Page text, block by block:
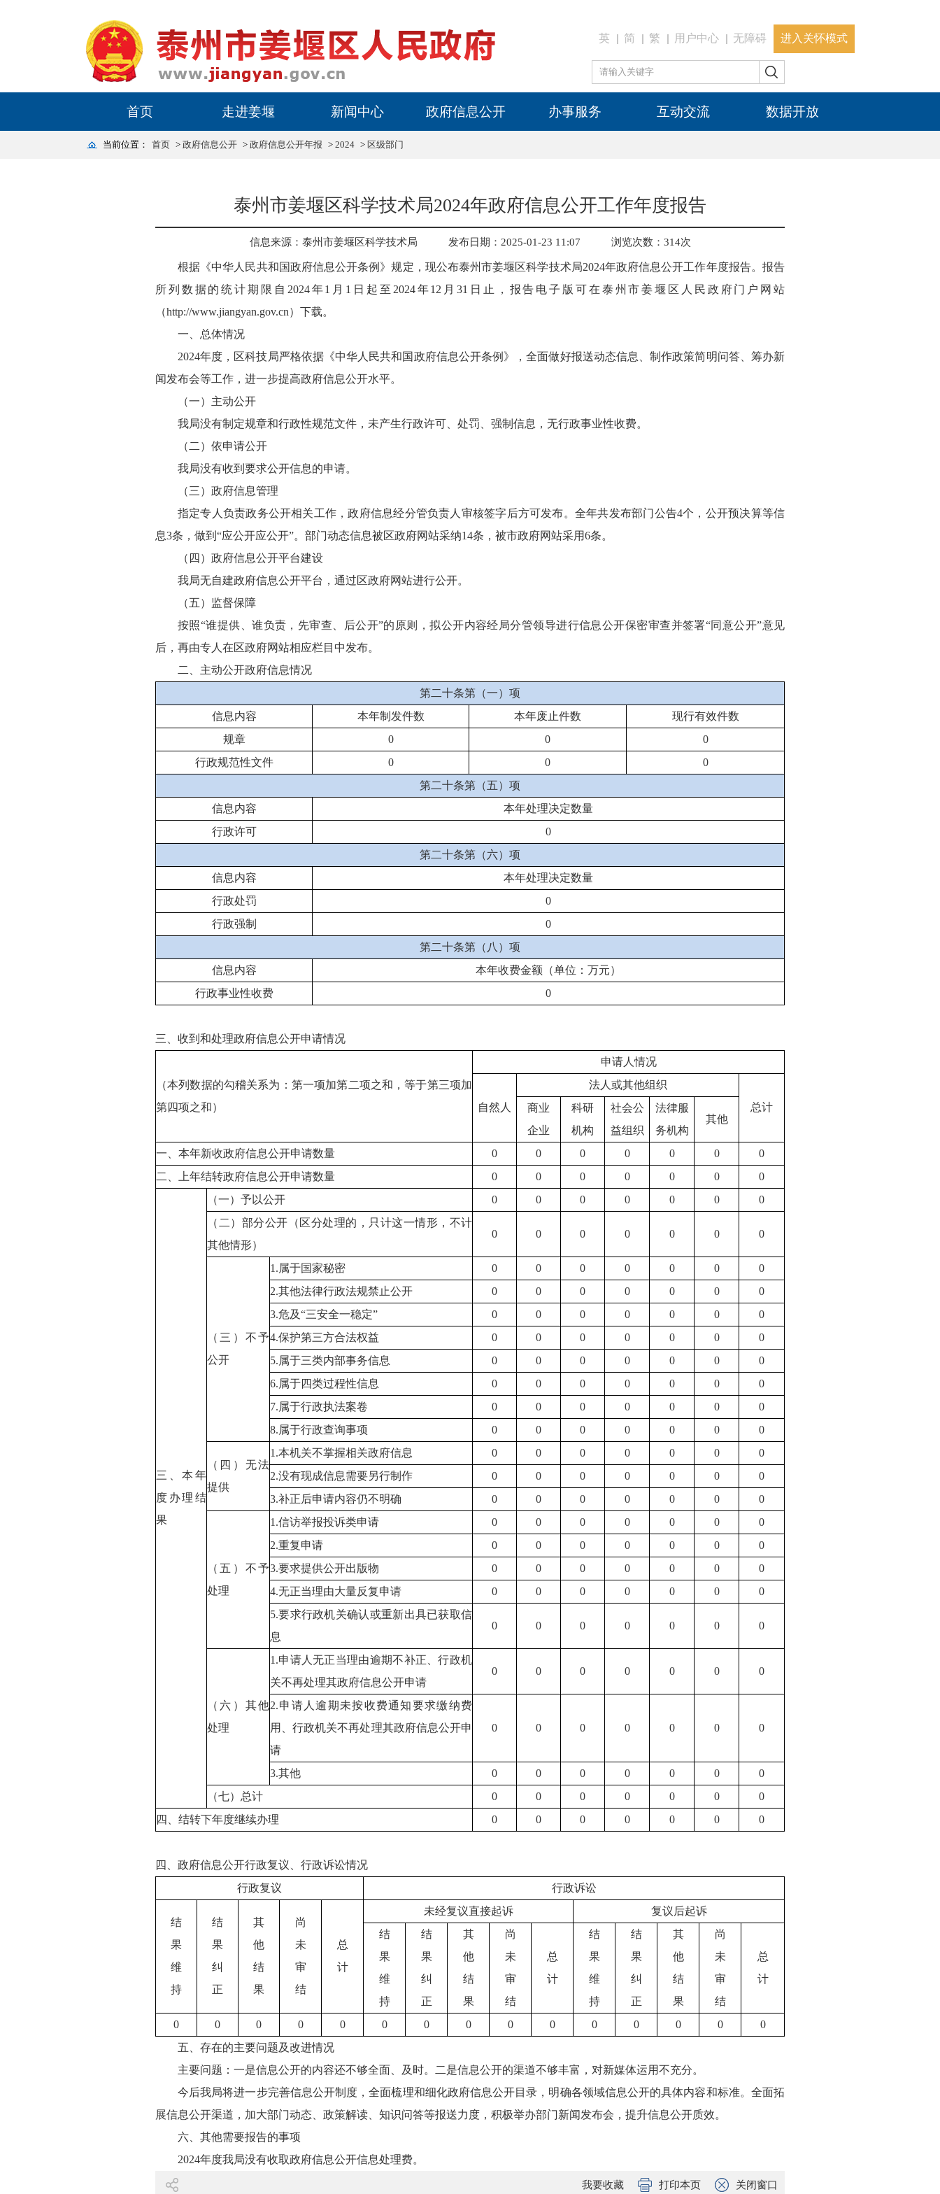
英 简 繁 用户中心 无障碍 进入关怀模式
首页 走进姜堰 新闻中心 政府信息公开 办事服务 互动交流 数据开放
当前位置： 首页 > 政府信息公开 > 政府信息公开年报 > 2024 > 区级部门
泰州市姜堰区科学技术局2024年政府信息公开工作年度报告
信息来源：泰州市姜堰区科学技术局 发布日期：2025-01-23 11:07 浏览次数： 314次
根据《中华人民共和国政府信息公开条例》规定，现公布泰州市姜堰区科学技术局2024年政府信息公开工作年度报告。报告
所列数据的统计期限自2024年1月1日起至2024年12月31日止，报告电子版可在泰州市姜堰区人民政府门户网站
（http://www.jiangyan.gov.cn）下载。
一、总体情况
2024年度，区科技局严格依据《中华人民共和国政府信息公开条例》，全面做好报送动态信息、制作政策简明问答、筹办新
闻发布会等工作，进一步提高政府信息公开水平。
（一）主动公开
我局没有制定规章和行政性规范文件，未产生行政许可、处罚、强制信息，无行政事业性收费。
（二）依申请公开
我局没有收到要求公开信息的申请。
（三）政府信息管理
指定专人负责政务公开相关工作，政府信息经分管负责人审核签字后方可发布。全年共发布部门公告4个，公开预决算等信
息3条，做到“应公开应公开”。部门动态信息被区政府网站采纳14条，被市政府网站采用6条。
（四）政府信息公开平台建设
我局无自建政府信息公开平台，通过区政府网站进行公开。
（五）监督保障
按照“谁提供、谁负责，先审查、后公开”的原则，拟公开内容经局分管领导进行信息公开保密审查并签署“同意公开”意见
后，再由专人在区政府网站相应栏目中发布。
二、主动公开政府信息情况
第二十条第（一）项
信息内容
本年制发件数 本年废止件数
现行有效件数
规章
0 0
0
行政规范性文件
0 0
0
第二十条第（五）项
信息内容
本年处理决定数量
行政许可
0
第二十条第（六）项
信息内容
本年处理决定数量
行政处罚
0
行政强制
0
第二十条第（八）项
信息内容
本年收费金额（单位：万元）
行政事业性收费
0
三、收到和处理政府信息公开申请情况
（本列数据的勾稽关系为：第一项加第二项之和，等于第三项加
第四项之和）
申请人情况
自然人
法人或其他组织
总计
商业
企业
科研
机构
社会公
益组织
法律服
务机构
其他
一、本年新收政府信息公开申请数量 0 0 0 0 0 0
0
二、上年结转政府信息公开申请数量
0 0 0 0 0 0 0
三、本年
度办理结
果
（一）予以公开 0 0 0 0 0 0
0
（二）部分公开（区分处理的，只计这一情形，不计
其他情形）
0 0 0 0 0 0 0
（三）不予
公开
1.属于国家秘密 0 0 0 0 0 0
0
2.其他法律行政法规禁止公开
0 0 0 0 0 0
0
3.危及“三安全一稳定”
0 0 0 0 0 0
0
4.保护第三方合法权益
0 0 0 0 0 0
0
5.属于三类内部事务信息
0 0 0 0 0 0
0
6.属于四类过程性信息
0 0 0 0 0 0
0
7.属于行政执法案卷
0 0 0 0 0 0
0
8.属于行政查询事项
0 0 0 0 0 0 0
（四）无法
提供
1.本机关不掌握相关政府信息 0 0 0 0 0 0
0
2.没有现成信息需要另行制作
0 0 0 0 0 0
0
3.补正后申请内容仍不明确
0 0 0 0 0 0 0
（五）不予
处理
1.信访举报投诉类申请 0 0 0 0 0 0
0
2.重复申请
0 0 0 0 0 0
0
3.要求提供公开出版物
0 0 0 0 0 0
0
4.无正当理由大量反复申请
0 0 0 0 0 0
0
5.要求行政机关确认或重新出具已获取信
息
0 0 0 0 0 0 0
（六）其他
处理
1.申请人无正当理由逾期不补正、行政机
关不再处理其政府信息公开申请
0 0 0 0 0 0 0
2.申请人逾期未按收费通知要求缴纳费
用、行政机关不再处理其政府信息公开申
请
0 0 0 0 0 0 0
3.其他 0 0 0 0 0 0
0
（七）总计
0 0 0 0 0 0
0
四、结转下年度继续办理
0 0 0 0 0 0 0
四、政府信息公开行政复议、行政诉讼情况
行政复议
行政诉讼
结
果
维
持
结
果
纠
正
其
他
结
果
尚
未
审
结
总
计
未经复议直接起诉
复议后起诉
结
果
维
持
结
果
纠
正
其
他
结
果
尚
未
审
结
总
计
结
果
维
持
结
果
纠
正
其
他
结
果
尚
未
审
结
总
计
0 0 0 0 0 0 0 0 0 0 0 0 0 0
0
五、存在的主要问题及改进情况
主要问题：一是信息公开的内容还不够全面、及时。二是信息公开的渠道不够丰富，对新媒体运用不充分。
今后我局将进一步完善信息公开制度，全面梳理和细化政府信息公开目录，明确各领域信息公开的具体内容和标准。全面拓
展信息公开渠道，加大部门动态、政策解读、知识问答等报送力度，积极举办部门新闻发布会，提升信息公开质效。
六、其他需要报告的事项
2024年度我局没有收取政府信息公开信息处理费。
我要收藏 打印本页 关闭窗口